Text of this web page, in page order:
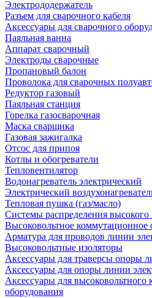
Электрододержатель
Разъем для сварочного кабеля
Аксессуары для сварочного
Паяльная ванна
Аппарат сварочный
Электроды сварочные
Пропановый балон
Проволока для сварочных
Редуктор газовый
Паяльная станция
Горелка газосварочная
Маска сварщика
Газовая зажигалка
Отсос для припоя
Котлы и обогреватели
Тепловентилятор
Водонагреватель электрический
Электрический
Тепловая пушка (газ/масло)
Системы распределения
Высоковольтное коммутационное
Арматура для проводов линии
Высоковольтные изоляторы
Аксессуары для траверсы опоры
Аксессуары для опоры линии
Аксессуары для высоковольтного
оборудования